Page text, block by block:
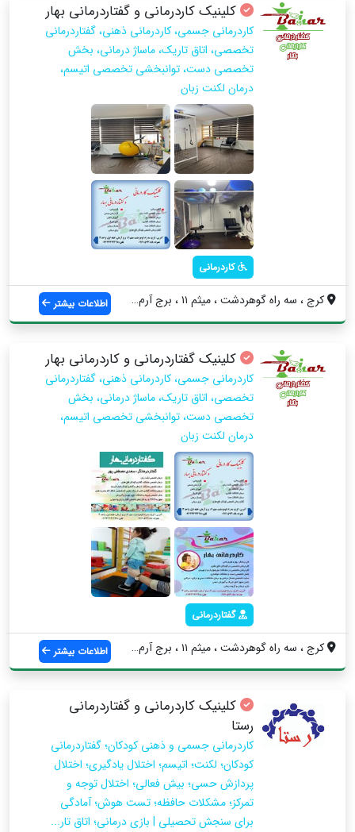
کلینیک کاردرمانی و گفتاردرمانی بهار
کاردرمانی جسمی، کاردرمانی ذهنی، گفتاردرمانی
تخصصی، اتاق تاریک، ماساژ درمانی، بخش
تخصصی دست، توانبخشی تخصصی اتیسم،
درمان لکنت زبان
کاردرمانی
کرج ، سه راه گوهردشت ، میثم ۱۱ ، برج آرم... اطلاعات بیشتر
کلینیک گفتاردرمانی و کاردرمانی بهار
کاردرمانی جسمی، کاردرمانی ذهنی، گفتاردرمانی
تخصصی، اتاق تاریک، ماساژ درمانی، بخش
تخصصی دست، توانبخشی تخصصی اتیسم،
درمان لکنت زبان
گفتاردرمانی
کرج ، سه راه گوهردشت ، میثم ۱۱ ، برج آرم... اطلاعات بیشتر
کلینیک کاردرمانی و گفتاردرمانی
رستا
کاردرمانی جسمی و ذهنی کودکان؛ گفتاردرمانی
کودکان؛ لکنت؛ اتیسم؛ اختلال یادگیری؛ اختلال
پردازش حسی؛ بیش فعالی؛ اختلال توجه و
تمرکز؛ مشکلات حافظه؛ تست هوش؛ آمادگی
برای سنجش تحصیلی | بازی درمانی؛ اتاق تار...